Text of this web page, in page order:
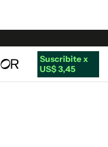
Suscribite x
US$ 3,45